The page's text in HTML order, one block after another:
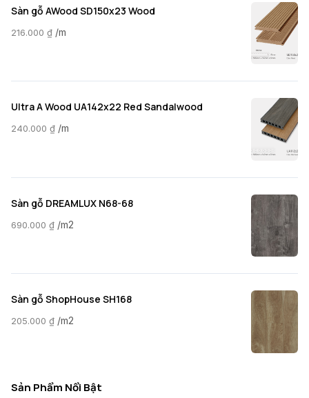
Sàn gỗ AWood SD150x23 Wood
216.000 ₫ /m
Ultra A Wood UA142x22 Red Sandalwood
240.000 ₫ /m
Sàn gỗ DREAMLUX N68-68
690.000 ₫ /m2
Sàn gỗ ShopHouse SH168
205.000 ₫ /m2
Sản Phẩm Nổi Bật